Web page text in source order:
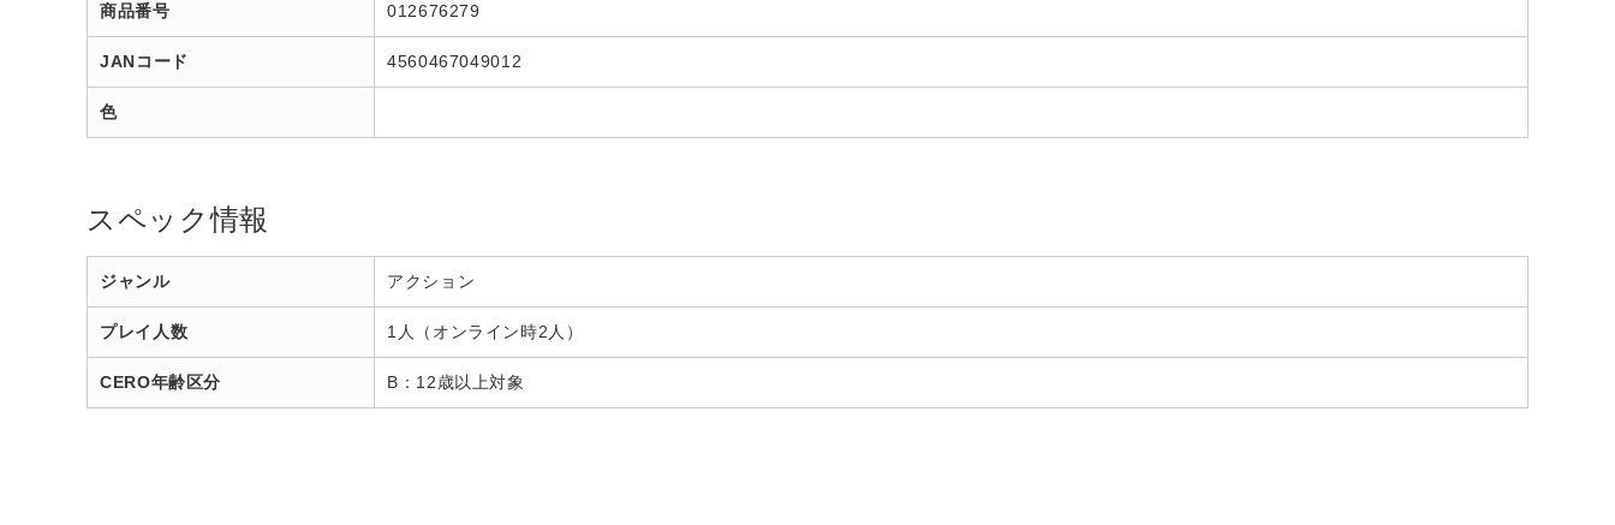
商品番号 012676279
JANコード 4560467049012
色
スペック情報
ジャンル アクション
プレイ人数 1人（オンライン時2人）
CERO年齢区分 B：12歳以上対象